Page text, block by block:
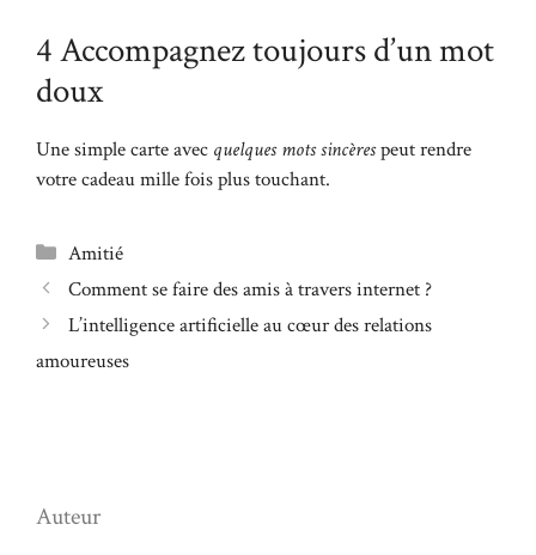
4 Accompagnez toujours d’un mot
doux
Une simple carte avec quelques mots sincèrespeut rendre
votre cadeau mille fois plus touchant.
Catégories
Amitié
Comment se faire des amis à travers internet ?
L’intelligence artificielle au cœur des relations
amoureuses
Auteur